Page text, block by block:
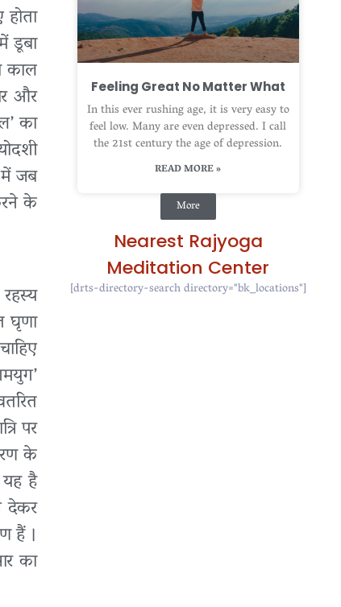
डूबा
काल
और
का
में जब
के
घृणा
पर
के
है
देकर
हैं ।
का
Feeling Great No Matter What
In this ever rushing age, it is very easy to
feel low. Many are even depressed. I call
the 21st century the age of depression.
READ MORE »
More
Nearest Rajyoga
Meditation Center
[drts-directory-search directory="bk_locations"]